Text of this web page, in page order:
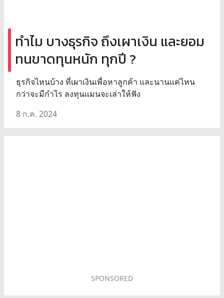
ทำไม บางธุรกิจ ถึงเผาเงิน และยอม
ทนขาดทุนหนัก ทุกปี ?
ธุรกิจไหนบ้าง ที่เผาเงินเพื่อหาลูกค้า และนานแค่ไหน
กว่าจะมีกำไร ลงทุนแมนจะเล่าให้ฟัง
8 ก.ค. 2024
SPONSORED